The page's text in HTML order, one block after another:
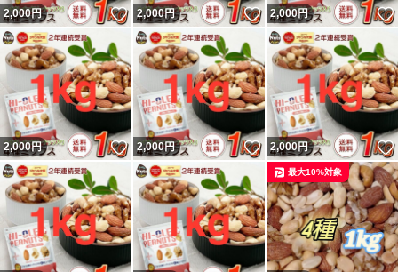
2,000円 いいね！
2,000円 いいね！
2,000円
2,000円 いいね！
2,000円 いいね！
2,000円
最大10%対象